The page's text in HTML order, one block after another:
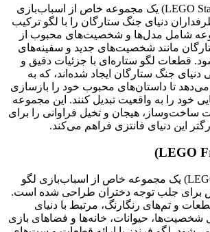
لگو ستاره‌ای (LEGO Star Wars) یک مجموعه خاص از اسباب‌بازی
دنیای جنگ ستارگان را با لگو ترکیب
شامل مدل‌ها و شخصیت‌های محبوب از
مانند شخصیت‌های جدید و سفینه‌های
قطعات لگو ستاره‌ای با جزئیات دقیق و
جنگ ستارگان ایجاد شده‌اند، که به
می‌دهد تا داستان‌های محبوب خود را بازسازی
خود را به واقعیت تبدیل کنند. این مجموعه
ساخت‌وساز، هیجان و تخیل فراوانی را برای
این دنیای فانتزی فراهم می‌کند.
لگو فرندز (LEGO Friends) یک مجموعه خاص از اسباب‌بازی لگو
برای جلب توجه دختران طراحی شده است.
و تم‌های رنگارنگ، مرتبط با دنیای
حیوانات، خانه‌ها و فضاهای بازی